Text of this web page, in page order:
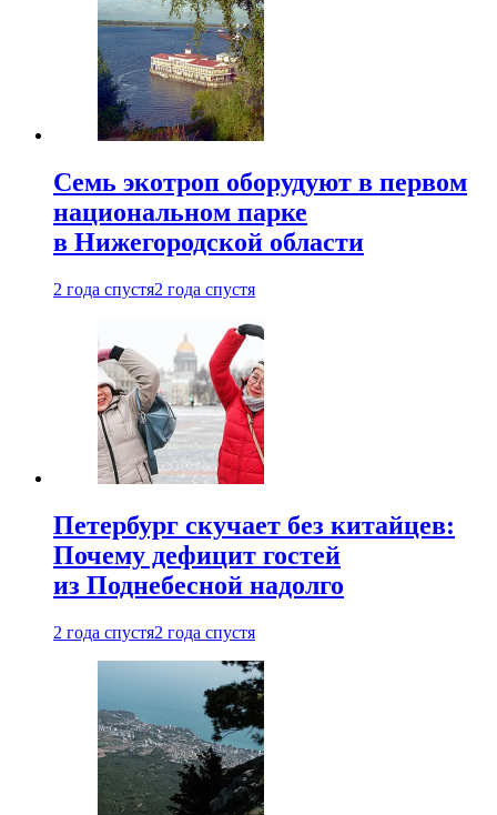
Семь экотроп оборудуют в первом
национальном парке
в Нижегородской области
2 года спустя2 года спустя
Петербург скучает без китайцев:
Почему дефицит гостей
из Поднебесной надолго
2 года спустя2 года спустя